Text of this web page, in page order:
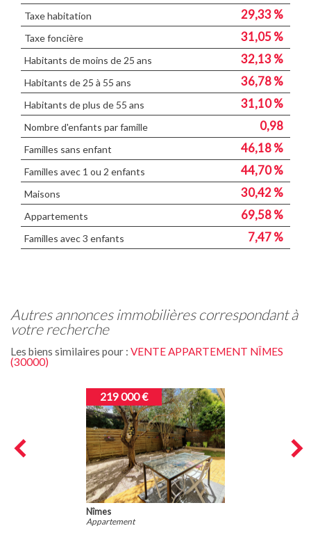
Taxe habitation 29,33 %
Taxe foncière 31,05 %
Habitants de moins de 25 ans 32,13 %
Habitants de 25 à 55 ans 36,78 %
Habitants de plus de 55 ans 31,10 %
Nombre d'enfants par famille 0,98
Familles sans enfant 46,18 %
Familles avec 1 ou 2 enfants 44,70 %
Maisons 30,42 %
Appartements 69,58 %
Familles avec 3 enfants 7,47 %
autres annonces immobilières correspondant à
votre recherche
Les biens similaires pour : VENTE APPARTEMENT NÎMES
(30000)
219 000 €
Nîmes
Appartement